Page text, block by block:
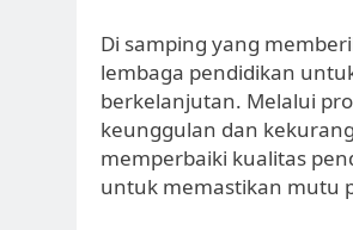
Di samping yang
lembaga pendidikan
berkelanjutan. Melalui
keunggulan dan
memperbaiki kualitas
untuk memastikan mutu